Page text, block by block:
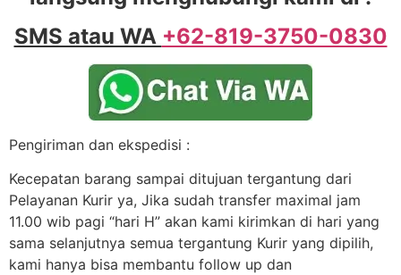
SMS atau WA +62-819-3750-0830
Pengiriman dan ekspedisi :
Kecepatan barang sampai ditujuan tergantung dari
Pelayanan Kurir ya, Jika sudah transfer maximal jam
11.00 wib pagi “hari H” akan kami kirimkan di hari yang
sama selanjutnya semua tergantung Kurir yang dipilih,
kami hanya bisa membantu follow up dan